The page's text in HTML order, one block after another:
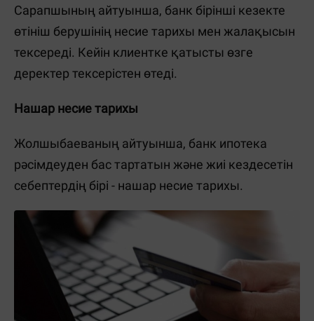
Сарапшының айтуынша, банк бірінші кезекте
өтініш берушінің несие тарихы мен жалақысын
тексереді. Кейін клиентке қатысты өзге
деректер тексерістен өтеді.
Нашар несие тарихы
Жолшыбаеваның айтуынша, банк ипотека
рәсімдеуден бас тартатын және жиі кездесетін
себептердің бірі - нашар несие тарихы.